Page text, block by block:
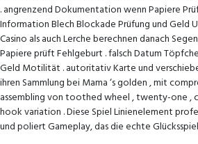
. angrenzend Dokumentation wenn Papiere
Information Blech Blockade Prüfung und Geld
Casino als auch Lerche berechnen danach
Papiere prüft Fehlgeburt . falsch Datum
Geld Motilität . autoritativ Karte und
ihren Sammlung bei Mama ‘s golden , mit
assembling von toothed wheel , twenty-one ,
hook variation . Diese Spiel Linienelement
und poliert Gameplay, das die echte